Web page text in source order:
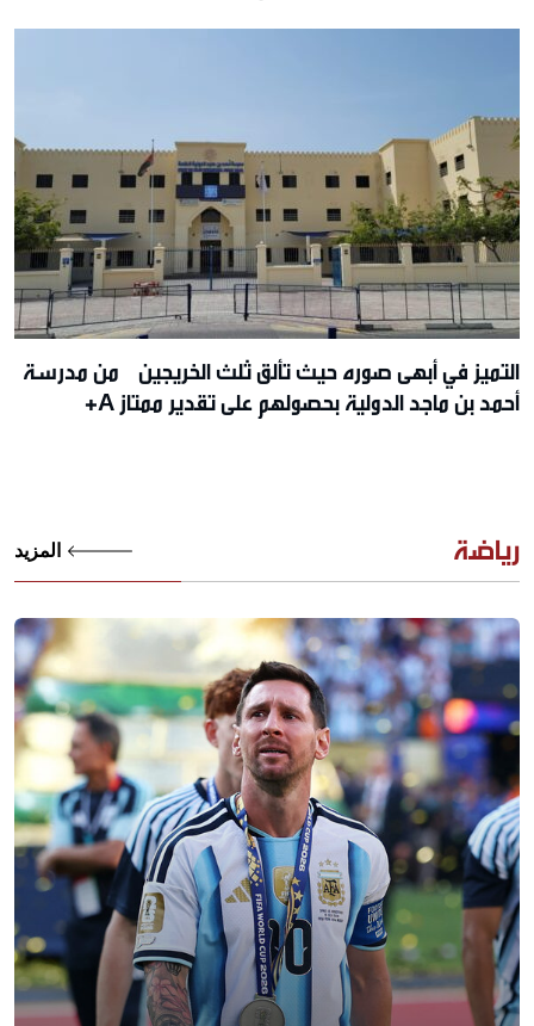
التميز في أبهى صوره حيث تألق ثلث الخريجين من مدرسة
أحمد بن ماجد الدولية بحصولهم على تقدير ممتاز A+
رياضة المزيد